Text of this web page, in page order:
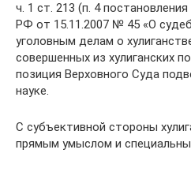
ч. 1 ст. 213 (п. 4
РФ от 15.11.2007 № 45 «О
уголовным делам о
совершенных из хулиганских
позиция Верховного Суда
науке.
С субъективной стороны
прямым умыслом и